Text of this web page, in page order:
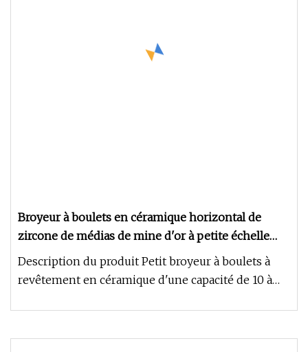
Broyeur à boulets en céramique horizontal de
zircone de médias de mine d'or à petite échelle
rectifiant H2so4
Description du produit Petit broyeur à boulets à
revêtement en céramique d'une capacité de 10 à